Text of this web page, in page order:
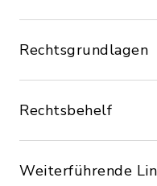
Rechtsgrundlagen
Rechtsbehelf
Weiterführende